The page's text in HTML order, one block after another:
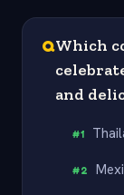
QWhich
and
#1
#2